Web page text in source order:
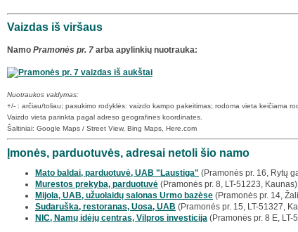
Vaizdas iš viršaus
Namo Pramonės pr. 7 arba apylinkių nuotrauka:
Nuotraukos valdymas:
+/- : arčiau/toliau; pasukimo rodyklės: vaizdo kampo pakeitimas; rodoma vieta keičiama
Vaizdo vieta parinkta pagal adreso geografines koordinates.
Šaltiniai: Google Maps / Street View, Bing Maps, Here.com
Įmonės, parduotuvės, adresai netoli šio namo
Mato baldai, parduotuvė, UAB "Laustiga" (Pramonės pr. 16, Rytų
Murestos prekyba, parduotuvė (Pramonės pr. 8, LT-51223, Kaunas)
Mijola, UAB, užuolaidų salonas Urmo bazėse (Pramonės pr. 14,
Sudaruška, restoranas, Uosa, UAB (Pramonės pr. 15, LT-51327,
NIC, Namų idėjų centras, Vilpros investicija (Pramonės pr. 8 E, LT-